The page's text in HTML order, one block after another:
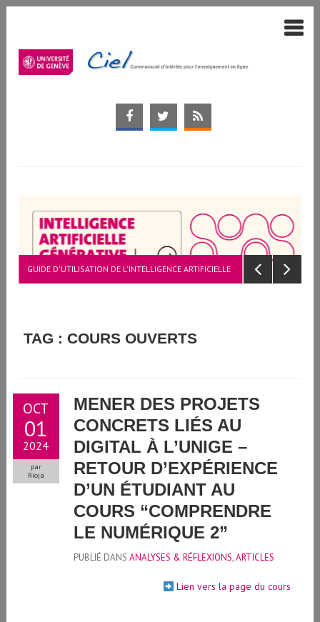
GUIDE D'UTILISATION DE L'INTELLIGENCE ARTIFICIELLE
TAG : COURS OUVERTS
OCT
01
2024
par
Rioja
MENER DES PROJETS
CONCRETS LIÉS AU
DIGITAL À L’UNIGE –
RETOUR D’EXPÉRIENCE
D’UN ÉTUDIANT AU
COURS “COMPRENDRE
LE NUMÉRIQUE 2”
PUBLIÉ DANS ANALYSES & RÉFLEXIONS,ARTICLES
Lien vers la page du cours